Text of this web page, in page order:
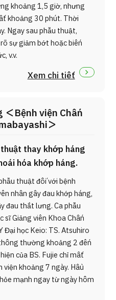
khoảng 1,5 giờ, nhưng
khoảng 30 phút. Thời
Ngay sau phẫu thuật,
sự giảm bớt hoặc biến
v.v.
Xem chi tiết
Bệnh viện Chấn
＞
thay khớp háng
hóa khớp háng.
thuật đối với bệnh
nhân gây đau khớp háng,
đau thắt lưng. Ca phẫu
Giảng viên Khoa Chấn
Đại học Keio: TS. Atsuhiro
thường khoảng 2 đến
của BS. Fujie chỉ mất
khoảng 7 ngày. Hầu
mạnh ngay từ ngày hôm